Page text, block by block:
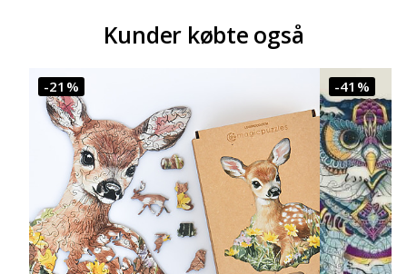
Kunder købte også
-21% -41%